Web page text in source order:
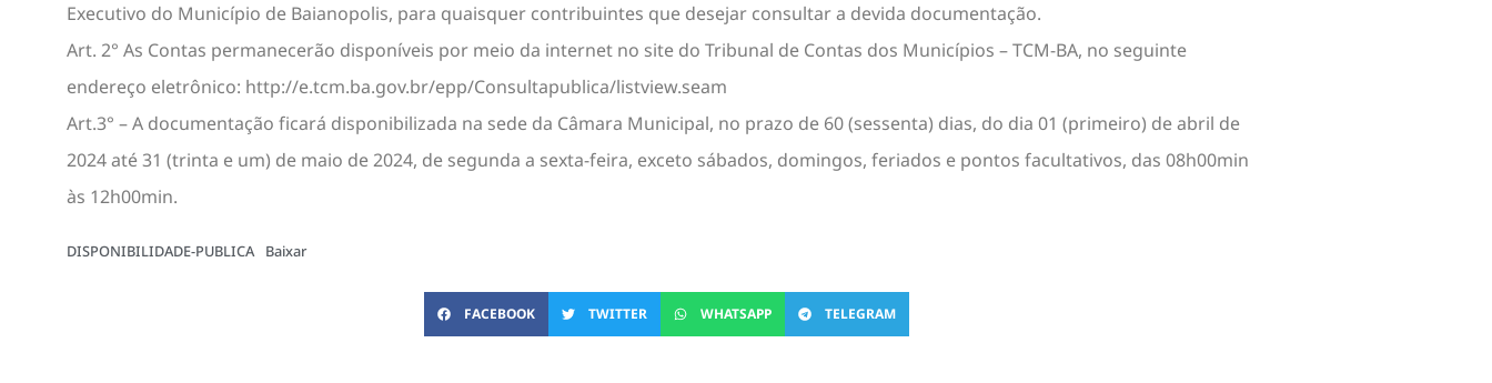
Executivo do Município de Baianopolis, para quaisquer contribuintes que desejar consultar a devida documentação.
Art. 2° As Contas permanecerão disponíveis por meio da internet no site do Tribunal de Contas dos Municípios – TCM-BA, no seguinte
endereço eletrônico: http://e.tcm.ba.gov.br/epp/Consultapublica/listview.seam
Art.3° – A documentação ficará disponibilizada na sede da Câmara Municipal, no prazo de 60 (sessenta) dias, do dia 01 (primeiro) de abril de
2024 até 31 (trinta e um) de maio de 2024, de segunda a sexta-feira, exceto sábados, domingos, feriados e pontos facultativos, das 08h00min
às 12h00min.
DISPONIBILIDADE-PUBLICA Baixar
FACEBOOK TWITTER WHATSAPP TELEGRAM